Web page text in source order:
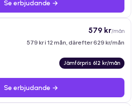
Se erbjudande →
579 kr/mån
579 kr i 12 mån, därefter 629 kr/mån
Jämförpris 612 kr/mån
Se erbjudande →